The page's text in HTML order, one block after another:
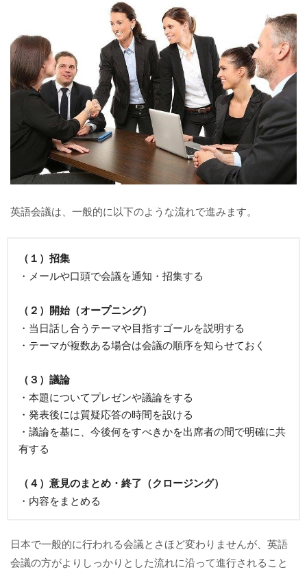
英語会議は、一般的に以下のような流れで進みます。
（１）招集
・メールや口頭で会議を通知・招集する
（２）開始（オープニング）
・当日話し合うテーマや目指すゴールを説明する
・テーマが複数ある場合は会議の順序を知らせておく
（３）議論
・本題についてプレゼンや議論をする
・発表後には質疑応答の時間を設ける
・議論を基に、今後何をすべきかを出席者の間で明確に共
有する
（４）意見のまとめ・終了（クロージング）
・内容をまとめる
日本で一般的に行われる会議とさほど変わりませんが、英語
会議の方がよりしっかりとした流れに沿って進行されること